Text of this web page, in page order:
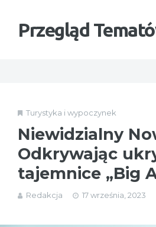
Przegląd
Turystyka i wypoczynek
Niewidzialny
Odkrywając
tajemnice „Big
Redakcja 17 września, 2023